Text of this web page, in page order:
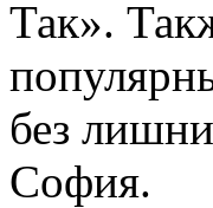
Так».
без
София.